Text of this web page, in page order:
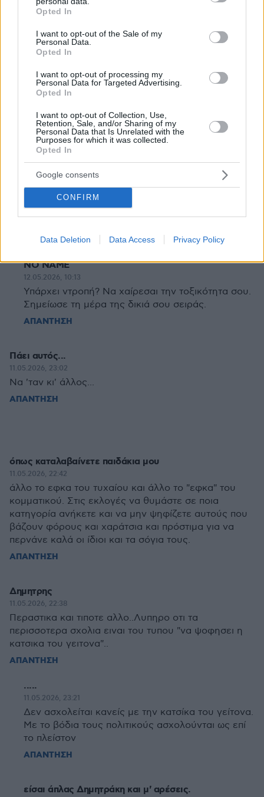
grant or deny consent to Google and its third-party tags to
use your data for below specified purposes in below Google
consent section.
Opted In
I want to opt-out of the Sale of my
Personal Data.
Opted In
I want to opt-out of processing my
Personal Data for Targeted Advertising.
Opted In
I want to opt-out of Collection, Use,
Retention, Sale, and/or Sharing of my
Personal Data that Is Unrelated with the
Purposes for which it was collected.
Opted In
Google consents
CONFIRM
Data Deletion Data Access Privacy Policy
τά δηλωσειεπίσης οΑριστερουλης Τσίπρας έχει πλέον
στη κατοχή του από όπως λέει κληρονομιά δύο
σπιταρονες στο Διόνυσο η εξαφανισμένη Κανέλλη
σπιταρονα στην Εκάλη ,ο Αριστερός Παπαδημούλης
40ακινητα περίπου κ δε μιλώ για δεξιούς, γιατί αυτοί
πρόβλημα,αφού κ εμείς τους ψηφίζουμε είμαστε ίδιοι
με αυτούς κ εάν είμαστε πολιτικοί τα ίδια θα
Βενιζελο , ε..τι μέλλον να έχει αυτή η χώρα ..
ΑΠΑΝΤΗΣΗ
Το φυτό σε κέντρο αποκατάστασης στη Γερμανία
Τον Σουμάχερ δεν κατάφεραν να σώσουν, θα
σώσουν τον Γιώργο Μυλωνάκη;; Auf Wiedersehen!
ΑΠΑΝΤΗΣΗ
NO NAME
12.05.2026, 10:13
Υπάρχει ντροπή? Να χαίρεσαι την τοξικότητα σου.
Σημείωσε τη μέρα της δικιά σου σειράς.
ΑΠΑΝΤΗΣΗ
Πάει αυτός...
11.05.2026, 23:02
Να 'ταν κι' άλλος...
ΑΠΑΝΤΗΣΗ
όπως καταλαβαίνετε παιδάκια μου
11.05.2026, 22:42
άλλο το εφκα του τυχαίου και άλλο το "εφκα" του
κομματικού. Στις εκλογές να θυμάστε σε ποια
κατηγορία ανήκετε και να μην ψηφίζετε αυτούς που
βάζουν φόρους και χαράτσια και πρόστιμα για να
περνάνε καλά οι ίδιοι και τα σόγια τους.
ΑΠΑΝΤΗΣΗ
Δημητρης
11.05.2026, 22:38
Περαστικα και τιποτε αλλο..Λυπηρο οτι τα
περισσοτερα σχολια ειναι του τυπου "να ψοφησει η
κατσικα του γειτονα"..
ΑΠΑΝΤΗΣΗ
.....
11.05.2026, 23:21
Δεν ασχολείται κανείς με την κατσίκα του γείτονα.
Με το βόδια τους πολιτικούς ασχολούνται ως επί
το πλείστον
ΑΠΑΝΤΗΣΗ
είσαι άπλας Δημητράκη και μ' αρέσεις.